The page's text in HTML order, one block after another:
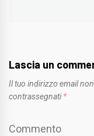
Lascia un
Il tuo indirizzo email
contrassegnati *
Commento